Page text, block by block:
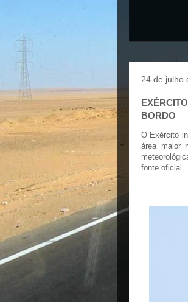
24 de julho
BORDO
O Exército
área maior
fonte oficial.